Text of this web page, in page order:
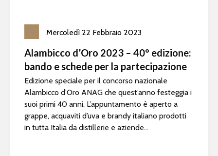
Mercoledì 22 Febbraio 2023
Alambicco d’Oro 2023 – 40° edizione:
bando e schede per la partecipazione
Edizione speciale per il concorso nazionale
Alambicco d’Oro ANAG che quest’anno festeggia i
suoi primi 40 anni. L’appuntamento è aperto a
grappe, acquaviti d’uva e brandy italiano prodotti
in tutta Italia da distillerie e aziende...